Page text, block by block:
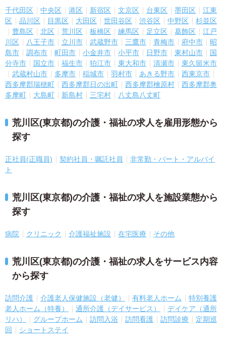
千代田区 中央区 港区 新宿区 文京区 台東区 墨田区
江東
区
品川区 目黒区 大田区 世田谷区 渋谷区 中野区
杉並区
豊島区
北区 荒川区 板橋区 練馬区 足立区 葛飾区
江戸
川区
八王子市 立川市 武蔵野市 三鷹市 青梅市 府中市
昭
島市
調布市 町田市 小金井市 小平市 日野市 東村山市
国
分寺市
国立市 福生市 狛江市 東大和市 清瀬市
東久留米市
武蔵村山市
多摩市 稲城市 羽村市 あきる野市
西東京市
西多摩郡瑞穂町
西多摩郡日の出町 西多摩郡檜原村
西多摩郡奥
多摩町
大島町 新島村 三宅村 八丈島八丈町
荒川区(東京都)の介護・福祉の求人を雇用形態から
探す
正社員(正職員) 契約社員・嘱託社員
非常勤・パート・アルバイ
ト
荒川区(東京都)の介護・福祉の求人を施設業態から
探す
病院 クリニック 介護福祉施設 在宅医療 その他
荒川区(東京都)の介護・福祉の求人をサービス内容
から探す
訪問介護 介護老人保健施設（老健） 有料老人ホーム
特別養護
老人ホーム（特養）
通所介護（デイサービス）
デイケア（通所
リハ）
グループホーム 訪問入浴 訪問看護 訪問診療
定期巡
回
ショートステイ